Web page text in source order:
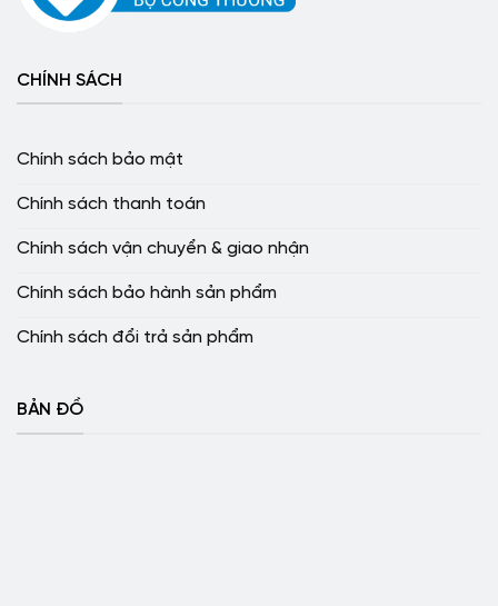
CHÍNH SÁCH
Chính sách bảo mật
Chính sách thanh toán
Chính sách vận chuyển & giao nhận
Chính sách bảo hành sản phẩm
Chính sách đổi trả sản phẩm
BẢN ĐỒ